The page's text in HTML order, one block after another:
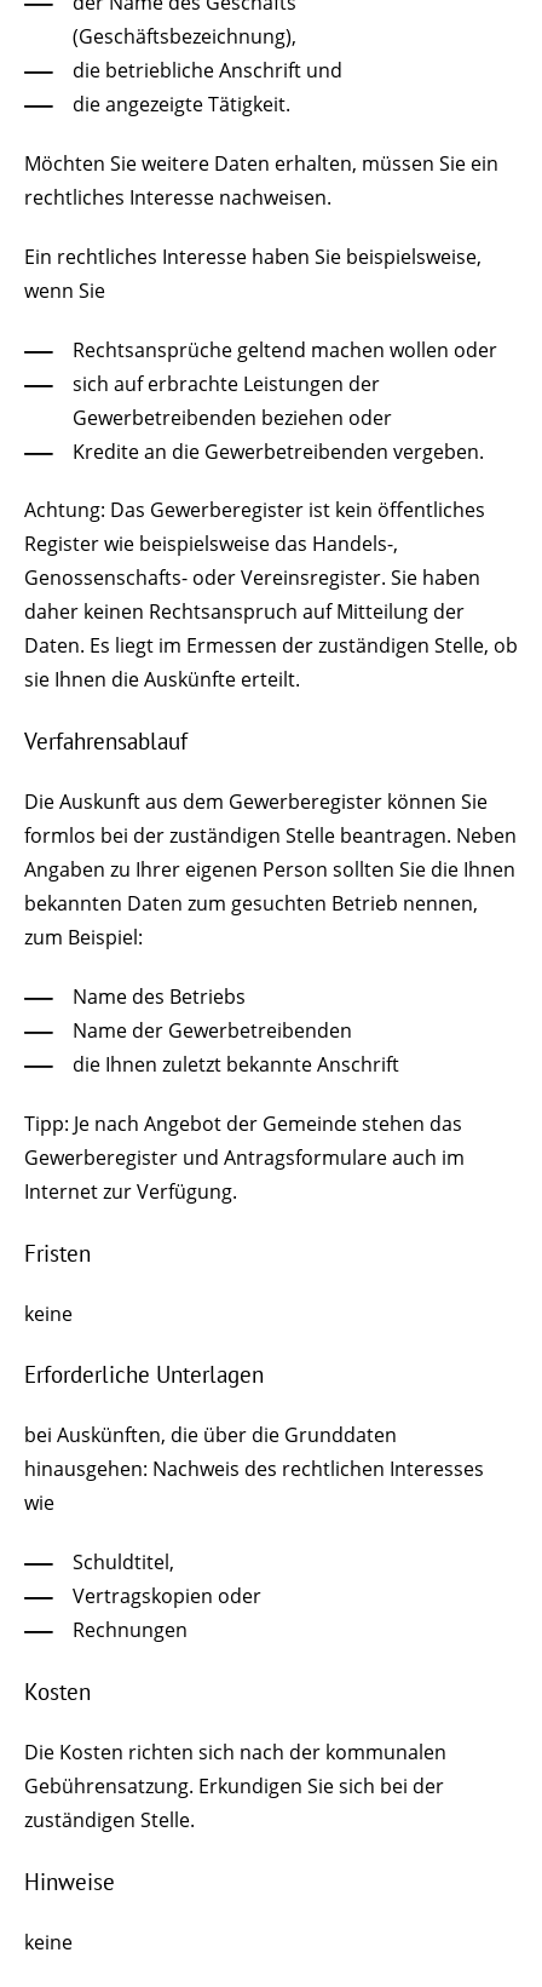
(Geschäftsbezeichnung),
die betriebliche Anschrift und
die angezeigte Tätigkeit.
Möchten Sie weitere Daten erhalten, müssen Sie ein
rechtliches Interesse nachweisen.
Ein rechtliches Interesse haben Sie beispielsweise,
wenn Sie
Rechtsansprüche geltend machen wollen oder
sich auf erbrachte Leistungen der
Gewerbetreibenden beziehen oder
Kredite an die Gewerbetreibenden vergeben.
Achtung: Das Gewerberegister ist kein öffentliches
Register wie beispielsweise das Handels-,
Genossenschafts- oder Vereinsregister. Sie haben
daher keinen Rechtsanspruch auf Mitteilung der
Daten. Es liegt im Ermessen der zuständigen Stelle, ob
sie Ihnen die Auskünfte erteilt.
Verfahrensablauf
Die Auskunft aus dem Gewerberegister können Sie
formlos bei der zuständigen Stelle beantragen. Neben
Angaben zu Ihrer eigenen Person sollten Sie die Ihnen
bekannten Daten zum gesuchten Betrieb nennen,
zum Beispiel:
Name des Betriebs
Name der Gewerbetreibenden
die Ihnen zuletzt bekannte Anschrift
Tipp: Je nach Angebot der Gemeinde stehen das
Gewerberegister und Antragsformulare auch im
Internet zur Verfügung.
Fristen
keine
Erforderliche Unterlagen
bei Auskünften, die über die Grunddaten
hinausgehen: Nachweis des rechtlichen Interesses
wie
Schuldtitel,
Vertragskopien oder
Rechnungen
Kosten
Die Kosten richten sich nach der kommunalen
Gebührensatzung. Erkundigen Sie sich bei der
zuständigen Stelle.
Hinweise
keine